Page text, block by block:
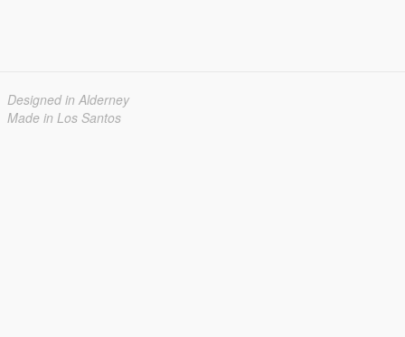
Designed in Alderney
Made in Los Santos